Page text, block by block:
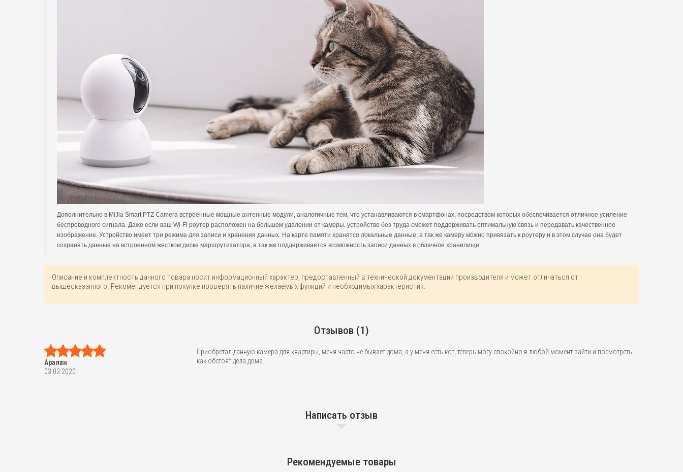
Дополнительно в MiJia Smart PTZ Camera встроенные мощные антенные модули, аналогичные тем, что устанавливаются в смартфонах, посредством которых обеспечивается отличное усиление
беспроводного сигнала. Даже если ваш Wi-Fi роутер расположен на большом удалении от камеры, устройство без труда сможет поддерживать оптимальную связь и передавать качественное
изображение. Устройство имеет три режима для записи и хранения данных. На карте памяти хранятся локальные данные, а так же камеру можно привязать к роутеру и в этом случае она будет
сохранять данные на встроенном жестком диске маршрутизатора, а так же поддерживается возможность записи данных в облачное хранилище.
Описание и комплектность данного товара носит информационный характер, предоставленный в технической документации производителя и может отличаться от
вышесказанного. Рекомендуется при покупке проверять наличие желаемых функций и необходимых характеристик.
Отзывов (1)
Аралан
03.03.2020
Приобретал данную камера для квартиры, меня часто не бывает дома, а у меня есть кот, теперь могу спокойно в любой момент зайти и посмотреть
как обстоят дела дома.
Написать отзыв
Рекомендуемые товары